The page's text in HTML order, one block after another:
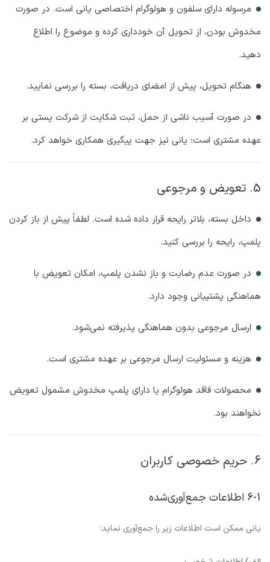
مرسوله دارای سلفون و هولوگرام اختصاصی یانی است. در صورت
مخدوش بودن، از تحویل آن خودداری کرده و موضوع را اطلاع
دهید.
هنگام تحویل، پیش از امضای دریافت، بسته را بررسی نمایید.
در صورت آسیب ناشی از حمل، ثبت شکایت از شرکت پستی بر
عهده مشتری است؛ یانی نیز جهت پیگیری همکاری خواهد کرد.
5. تعویض و مرجوعی
داخل بسته، بلاتر رایحه قرار داده شده است. لطفاً پیش از باز کردن
پلمپ، رایحه را بررسی کنید.
در صورت عدم رضایت و باز نشدن پلمپ، امکان تعویض با
هماهنگی پشتیبانی وجود دارد.
ارسال مرجوعی بدون هماهنگی پذیرفته نمی‌شود.
هزینه و مسئولیت ارسال مرجوعی بر عهده مشتری است.
محصولات فاقد هولوگرام یا دارای پلمپ مخدوش مشمول تعویض
نخواهند بود.
6. حریم خصوصی کاربران
6-1 اطلاعات جمع‌آوری‌شده
یانی ممکن است اطلاعات زیر را جمع‌آوری نماید: